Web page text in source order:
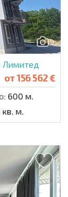
9
Лимитед
от156 562 €
600 м.
кв. м.